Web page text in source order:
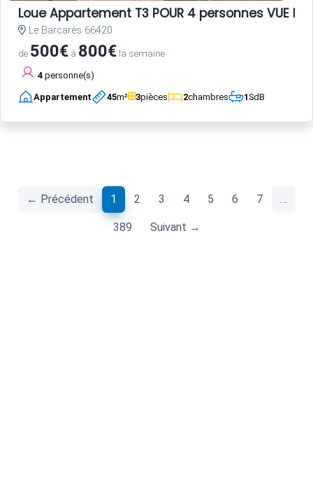
Loue Appartement T3 POUR 4 personnes VUE
Le Barcarès 66420
de 500€ à 800€ la semaine
4 personne(s)
Appartement 45m² 3pièces 2chambres 1SdB
← Précédent 1 (current)
2 3 4 5 6 7 …
389 Suivant →